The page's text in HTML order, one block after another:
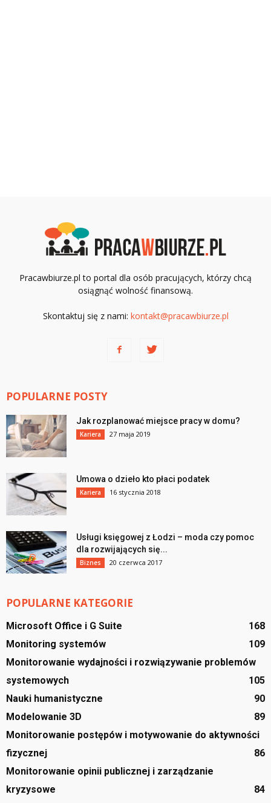
Pracawbiurze.pl to portal dla osób pracujących, którzy chcą
osiągnąć wolność finansową.
Skontaktuj się z nami: kontakt@pracawbiurze.pl
POPULARNE POSTY
Jak rozplanować miejsce pracy w domu?
Kariera 27 maja 2019
Umowa o dzieło kto płaci podatek
Kariera 16 stycznia 2018
Usługi księgowej z Łodzi – moda czy pomoc
dla rozwijających się...
Biznes 20 czerwca 2017
POPULARNE KATEGORIE
Microsoft Office i G Suite
168
Monitoring systemów
109
Monitorowanie wydajności i rozwiązywanie problemów
systemowych
105
Nauki humanistyczne
90
Modelowanie 3D
89
Monitorowanie postępów i motywowanie do aktywności
fizycznej
86
Monitorowanie opinii publicznej i zarządzanie
kryzysowe
84